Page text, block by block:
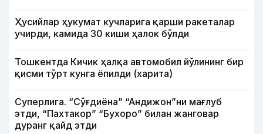
Ҳусийлар ҳукумат кучларига қарши ракеталар
учирди, камида 30 киши ҳалок бўлди
Тошкентда Кичик ҳалқа автомобил йўлининг бир
қисми тўрт кунга ёпилди (харита)
Суперлига. “Сўғдиёна” “Андижон”ни мағлуб
этди, “Пахтакор” “Бухоро” билан жанговар
дуранг қайд этди